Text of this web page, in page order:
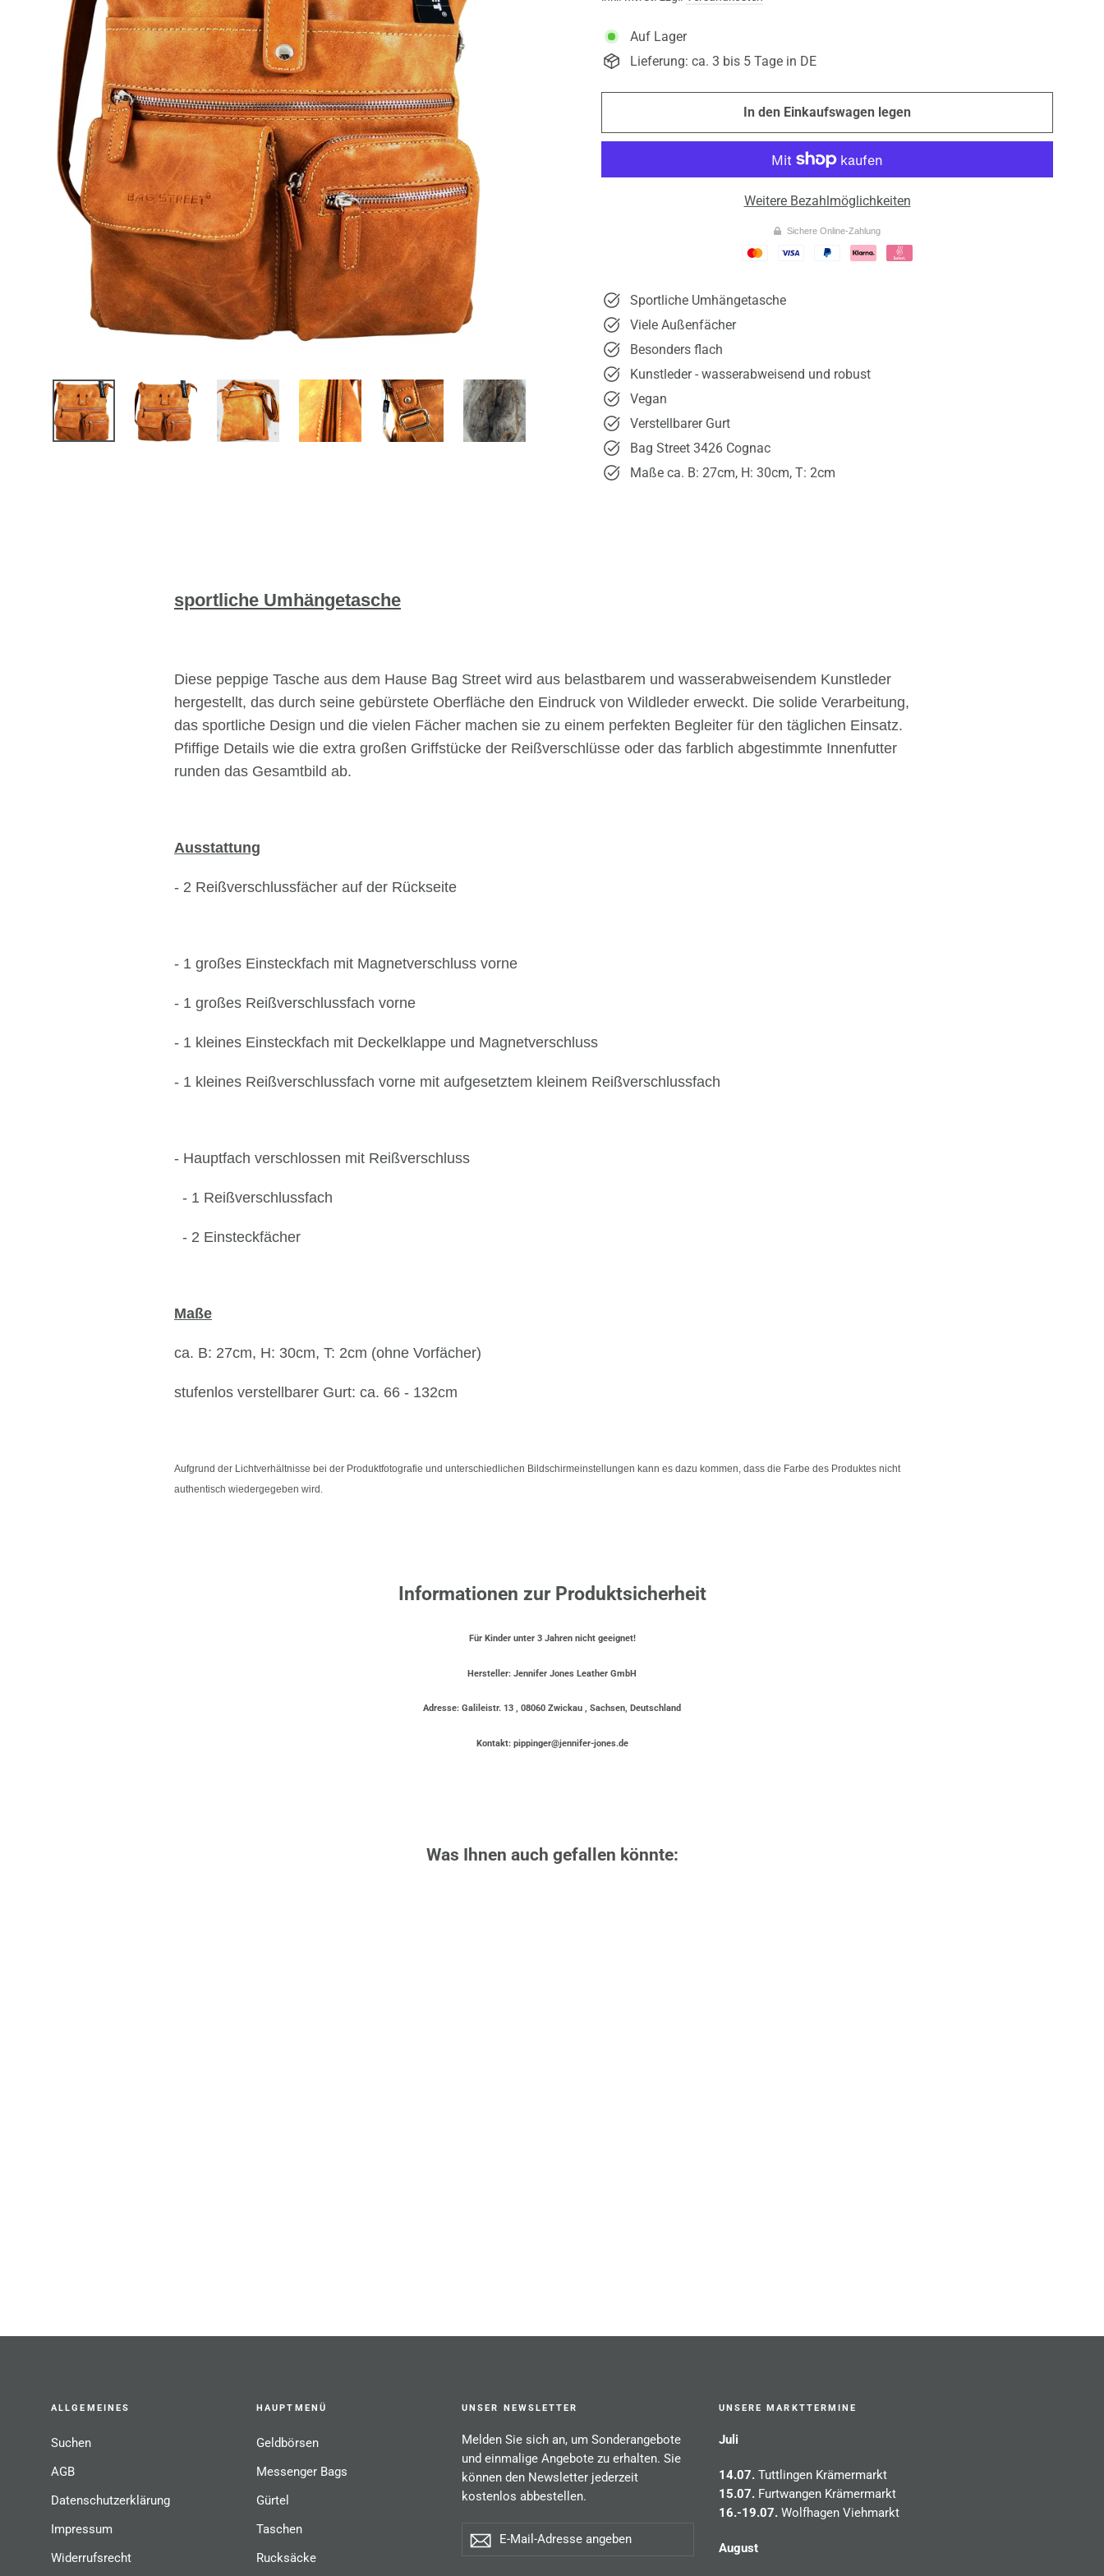
Auf Lager
Lieferung: ca. 3 bis 5 Tage in DE
In den Einkaufswagen legen
Weitere Bezahlmöglichkeiten
Sichere Online-Zahlung
Sportliche Umhängetasche
Viele Außenfächer
Besonders flach
Kunstleder - wasserabweisend und robust
Vegan
Verstellbarer Gurt
Bag Street 3426 Cognac
Maße ca. B: 27cm, H: 30cm, T: 2cm
sportliche Umhängetasche
Diese peppige Tasche aus dem Hause Bag Street wird aus belastbarem und wasserabweisendem Kunstleder
hergestellt, das durch seine gebürstete Oberfläche den Eindruck von Wildleder erweckt. Die solide Verarbeitung,
das sportliche Design und die vielen Fächer machen sie zu einem perfekten Begleiter für den täglichen Einsatz.
Pfiffige Details wie die extra großen Griffstücke der Reißverschlüsse oder das farblich abgestimmte Innenfutter
runden das Gesamtbild ab.
Ausstattung
- 2 Reißverschlussfächer auf der Rückseite
- 1 großes Einsteckfach mit Magnetverschluss vorne
- 1 großes Reißverschlussfach vorne
- 1 kleines Einsteckfach mit Deckelklappe und Magnetverschluss
- 1 kleines Reißverschlussfach vorne mit aufgesetztem kleinem Reißverschlussfach
- Hauptfach verschlossen mit Reißverschluss
- 1 Reißverschlussfach
- 2 Einsteckfächer
Maße
ca. B: 27cm, H: 30cm, T: 2cm (ohne Vorfächer)
stufenlos verstellbarer Gurt: ca. 66 - 132cm
Aufgrund der Lichtverhältnisse bei der Produktfotografie und unterschiedlichen Bildschirmeinstellungen kann es dazu kommen, dass die Farbe des Produktes nicht
authentisch wiedergegeben wird.
Informationen zur Produktsicherheit
Für Kinder unter 3 Jahren nicht geeignet!
Hersteller: Jennifer Jones Leather GmbH
Adresse: Galileistr. 13 , 08060 Zwickau , Sachsen, Deutschland
Kontakt: pippinger@jennifer-jones.de
Was Ihnen auch gefallen könnte:
ALLGEMEINES
Suchen
AGB
Datenschutzerklärung
Impressum
Widerrufsrecht
HAUPTMENÜ
Geldbörsen
Messenger Bags
Gürtel
Taschen
Rucksäcke
UNSER NEWSLETTER
Melden Sie sich an, um Sonderangebote
und einmalige Angebote zu erhalten. Sie
können den Newsletter jederzeit
kostenlos abbestellen.
Mail-
Abonnieren
UNSERE MARKTTERMINE
Juli
14.07. Tuttlingen Krämermarkt
15.07.Furtwangen Krämermarkt
16.-19.07.Wolfhagen Viehmarkt
August